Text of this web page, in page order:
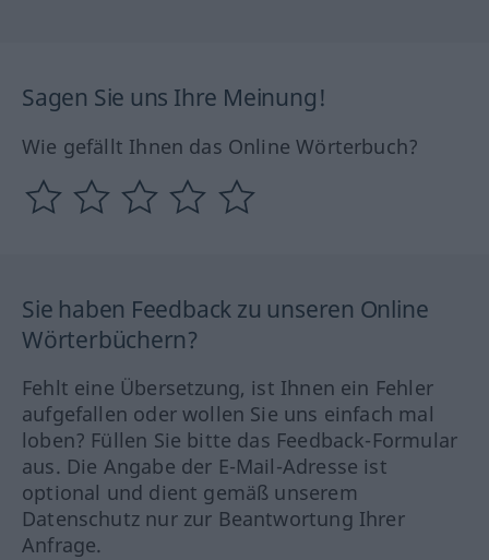
Sagen Sie uns Ihre Meinung!
Wie gefällt Ihnen das Online Wörterbuch?
Sie haben Feedback zu unseren Online
Wörterbüchern?
Fehlt eine Übersetzung, ist Ihnen ein Fehler
aufgefallen oder wollen Sie uns einfach mal
loben? Füllen Sie bitte das Feedback-Formular
aus. Die Angabe der E-Mail-Adresse ist
optional und dient gemäß unserem
Datenschutz nur zur Beantwortung Ihrer
Anfrage.